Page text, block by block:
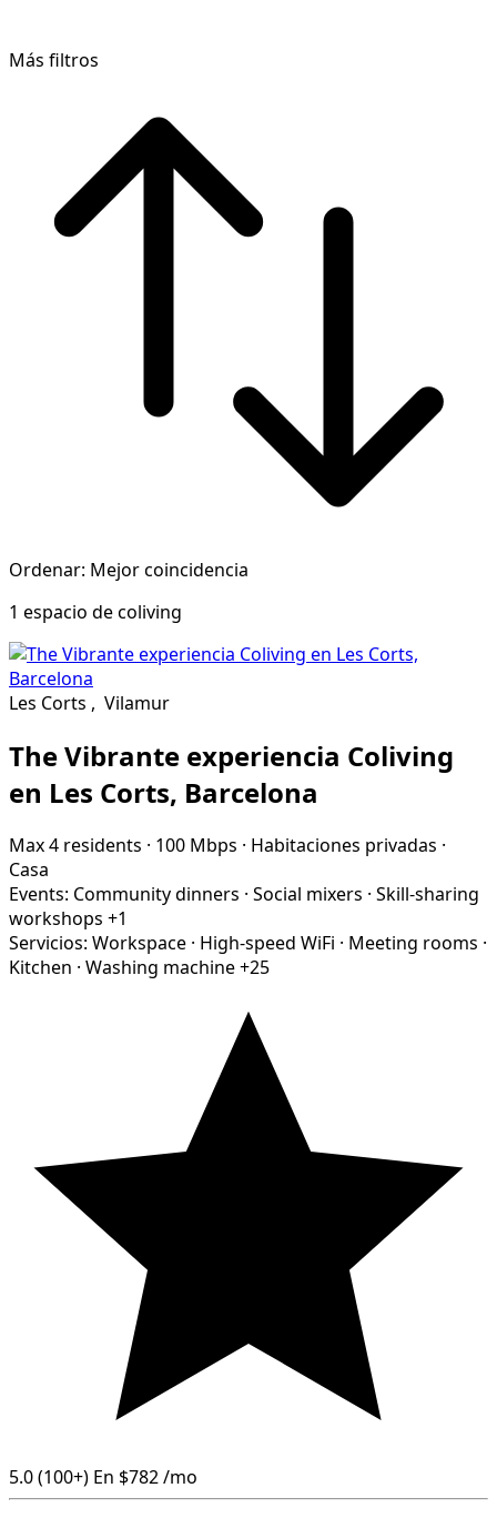
Más filtros
Ordenar: Mejor coincidencia
1 espacio de coliving
Les Corts , Vilamur
The Vibrante experiencia Coliving
en Les Corts, Barcelona
Max 4 residents · 100 Mbps · Habitaciones privadas ·
Casa
Events: Community dinners · Social mixers · Skill-sharing
workshops +1
Servicios: Workspace · High-speed WiFi · Meeting rooms ·
Kitchen · Washing machine+25
5.0(100+) En $782/mo